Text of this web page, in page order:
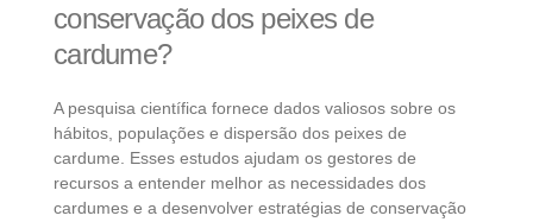
conservação dos peixes de
cardume?
A pesquisa científica fornece dados valiosos sobre os
hábitos, populações e dispersão dos peixes de
cardume. Esses estudos ajudam os gestores de
recursos a entender melhor as necessidades dos
cardumes e a desenvolver estratégias de conservação